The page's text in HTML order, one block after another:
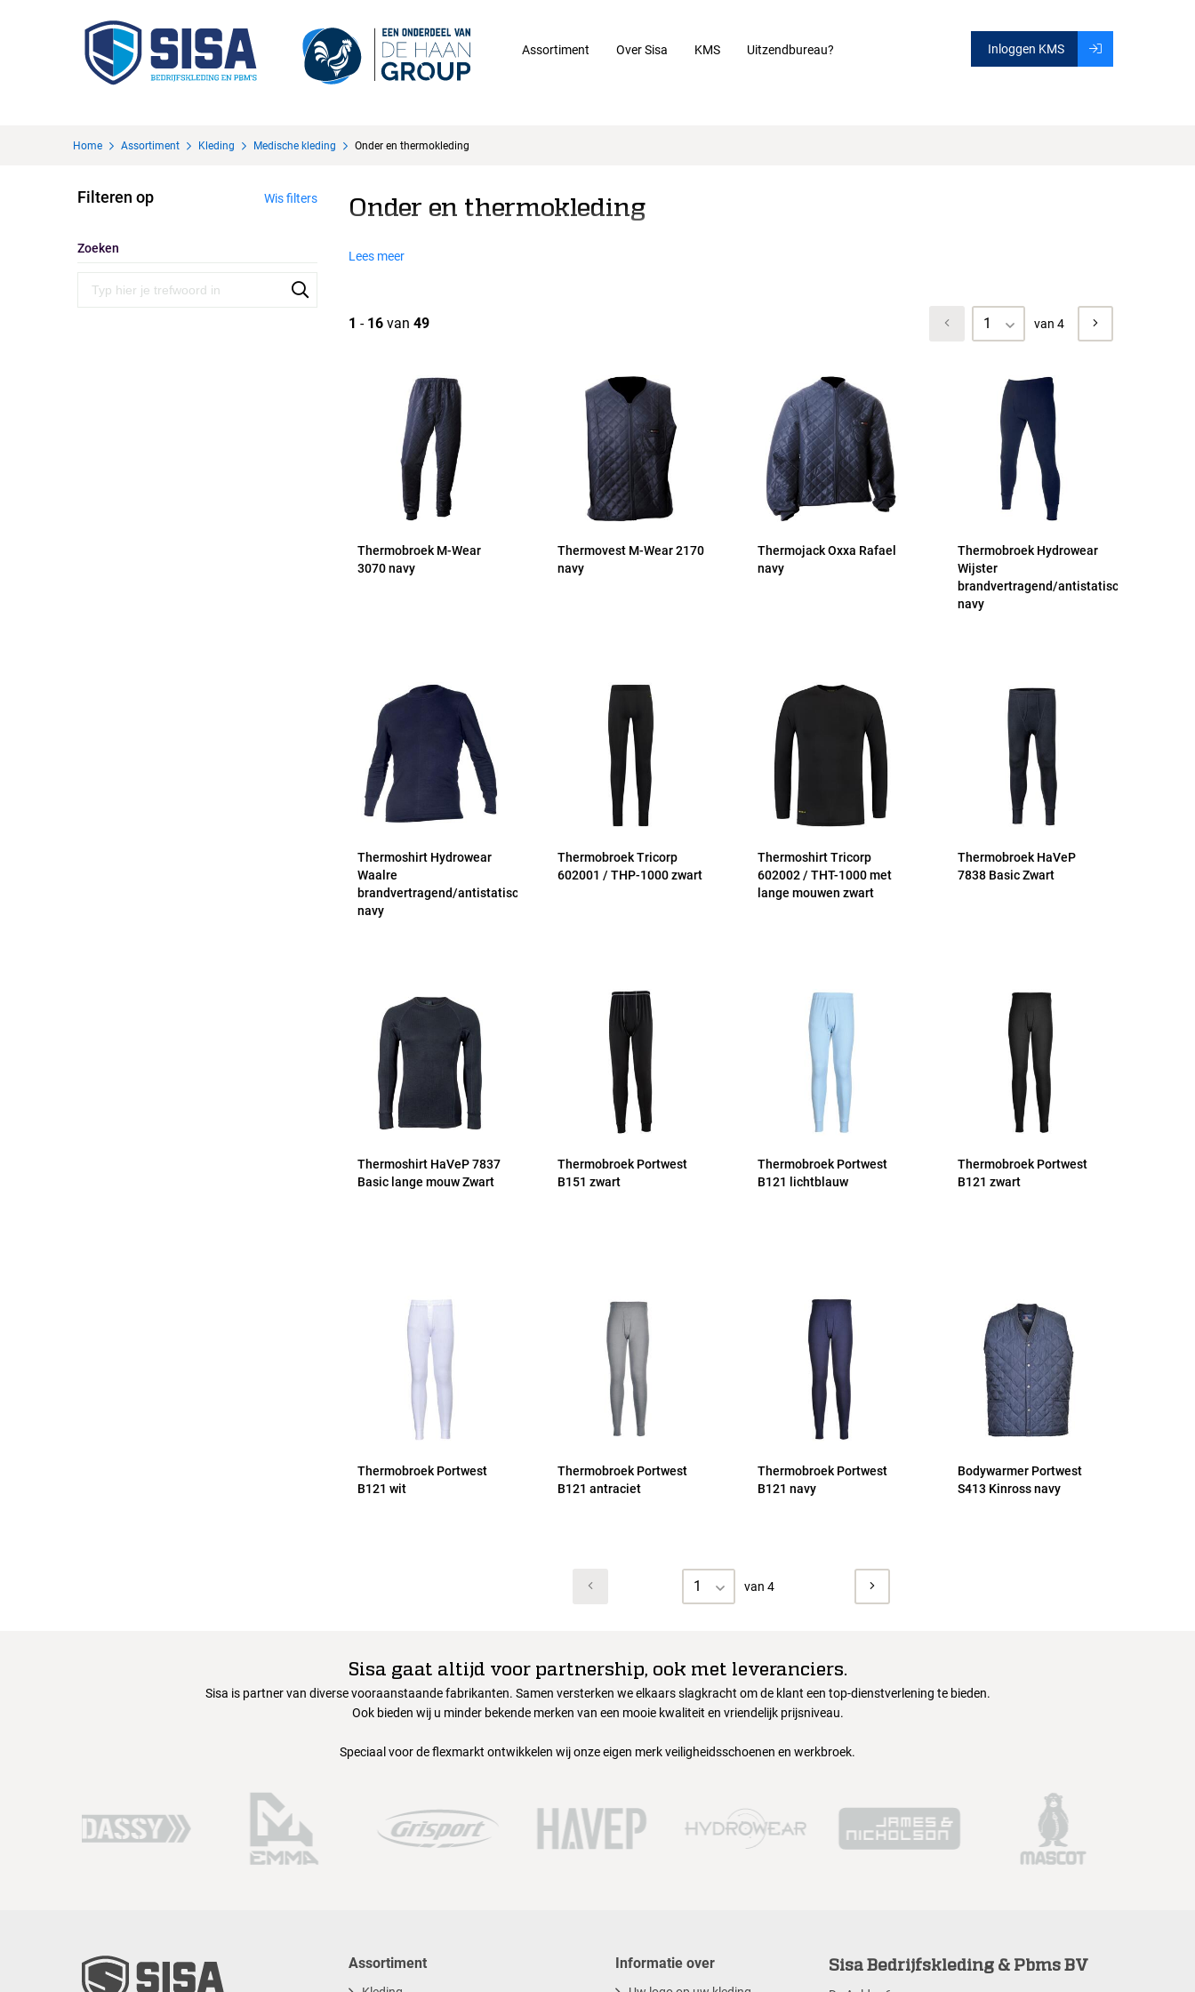
Assortiment Over Sisa KMS Uitzendbureau? Inloggen KMS
Home Assortiment Kleding Medische kleding Onder en thermokleding
Filteren op Wis filters
Zoeken
Onder en thermokleding
Lees meer
1 van 4
1 - 16 van 49
Thermobroek M-Wear
3070 navy
Thermovest M-Wear 2170
navy
Thermojack Oxxa Rafael
navy
Thermobroek Hydrowear
Wijster
brandvertragend/antistatisch
navy
Thermoshirt Hydrowear
Waalre
brandvertragend/antistatisch
navy
Thermobroek Tricorp
602001 / THP-1000 zwart
Thermoshirt Tricorp
602002 / THT-1000 met
lange mouwen zwart
Thermobroek HaVeP
7838 Basic Zwart
Thermoshirt HaVeP 7837
Basic lange mouw Zwart
Thermobroek Portwest
B151 zwart
Thermobroek Portwest
B121 lichtblauw
Thermobroek Portwest
B121 zwart
Thermobroek Portwest
B121 wit
Thermobroek Portwest
B121 antraciet
Thermobroek Portwest
B121 navy
Bodywarmer Portwest
S413 Kinross navy
1 van 4
Sisa gaat altijd voor partnership, ook met leveranciers.
Sisa is partner van diverse vooraanstaande fabrikanten. Samen versterken we elkaars slagkracht om de klant een top-dienstverlening te bieden.
Ook bieden wij u minder bekende merken van een mooie kwaliteit en vriendelijk prijsniveau.
Speciaal voor de flexmarkt ontwikkelen wij onze eigen merk veiligheidsschoenen en werkbroek.
Assortiment Informatie over Sisa Bedrijfskleding & Pbms BV